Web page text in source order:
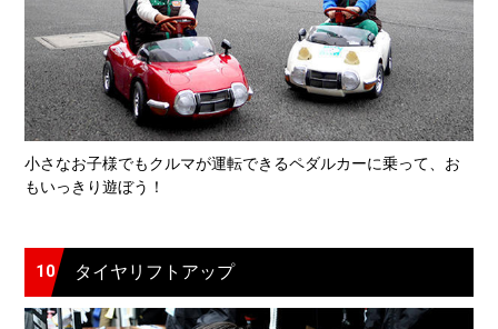
小さなお子様でもクルマが運転できるペダルカーに乗って、お
もいっきり遊ぼう！
10 タイヤリフトアップ